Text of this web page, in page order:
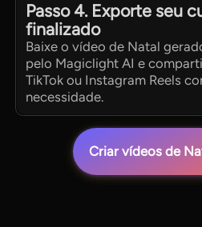
Passo 4. Exporte seu
finalizado
Baixe o vídeo de Natal
pelo Magiclight AI e
TikTok ou Instagram Reels
necessidade.
Criar vídeos de